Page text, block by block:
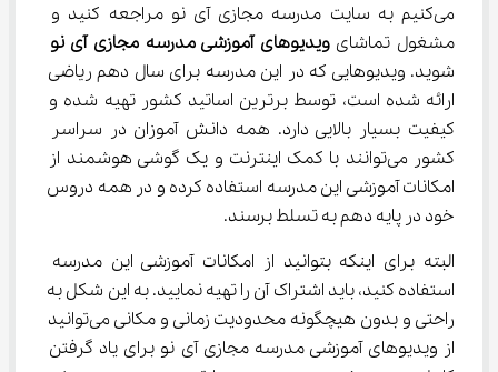
می‌کنیم به سایت مدرسه مجازی آی نو مراجعه کنید و
مشغول تماشای ویدیوهای آموزشی مدرسه مجازی آی نو
شوید. ویدیوهایی که در این مدرسه برای سال دهم ریاضی
ارائه شده است، توسط برترین اساتید کشور تهیه شده و
کیفیت بسیار بالایی دارد. همه دانش آموزان در سراسر
کشور می‌توانند با کمک اینترنت و یک گوشی هوشمند از
امکانات آموزشی این مدرسه استفاده کرده و در همه دروس
خود در پایه دهم به تسلط برسند.
البته برای اینکه بتوانید از امکانات آموزشی این مدرسه
استفاده کنید، باید اشتراک آن را تهیه نمایید. به این شکل به
راحتی و بدون هیچگونه محدودیت زمانی و مکانی می‌توانید
از ویدیوهای آموزشی مدرسه مجازی آی نو برای یاد گرفتن